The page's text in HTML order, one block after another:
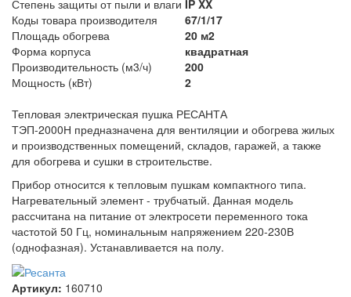
Степень защиты от пыли и влаги IP XX
Коды товара производителя
67/1/17
Площадь обогрева
20 м2
Форма корпуса
квадратная
Производительность (м3/ч)
200
Мощность (кВт)
2
Тепловая электрическая пушка РЕСАНТА
ТЭП-2000Н предназначена для вентиляции и обогрева жилых
и производственных помещений, складов, гаражей, а также
для обогрева и сушки в строительстве.
Прибор относится к тепловым пушкам компактного типа.
Нагревательный элемент - трубчатый. Данная модель
рассчитана на питание от электросети переменного тока
частотой 50 Гц, номинальным напряжением 220-230В
(однофазная). Устанавливается на полу.
Артикул: 160710